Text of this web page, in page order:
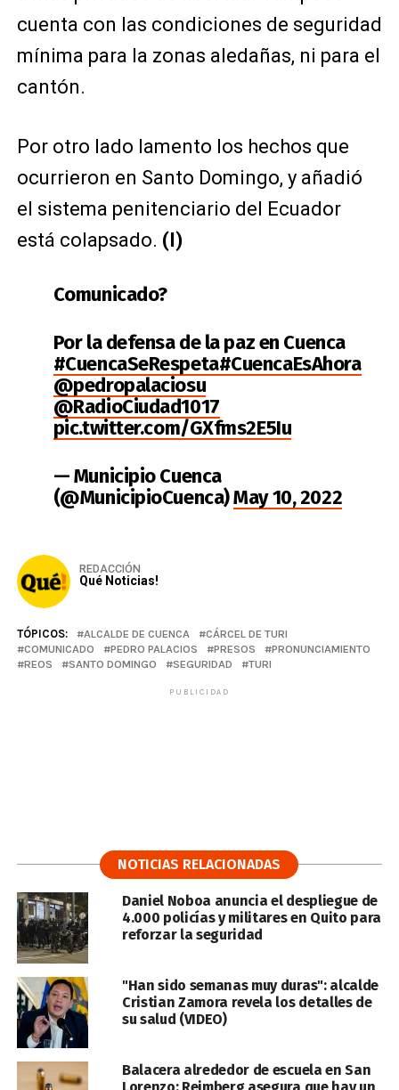
cuenta con las condiciones de seguridad
mínima para la zonas aledañas, ni para el
cantón.
Por otro lado lamento los hechos que
ocurrieron en Santo Domingo, y añadió
el sistema penitenciario del Ecuador
está colapsado. (I)
Comunicado?
Por la defensa de la paz en Cuenca
#CuencaSeRespeta#CuencaEsAhora
@pedropalaciosu
@RadioCiudad1017
pic.twitter.com/GXfms2E5Iu
— Municipio Cuenca
(@MunicipioCuenca)May 10, 2022
REDACCIÓN
Qué Noticias!
TÓPICOS: ALCALDE DE CUENCA
CÁRCEL DE TURI
COMUNICADO
PEDRO PALACIOS PRESOS
PRONUNCIAMIENTO
REOS
SANTO DOMINGO SEGURIDAD TURI
PUBLICIDAD
NOTICIAS RELACIONADAS
Daniel Noboa anuncia el despliegue de
4.000 policías y militares en Quito para
reforzar la seguridad
"Han sido semanas muy duras": alcalde
Cristian Zamora revela los detalles de
su salud (VIDEO)
Balacera alrededor de escuela en San